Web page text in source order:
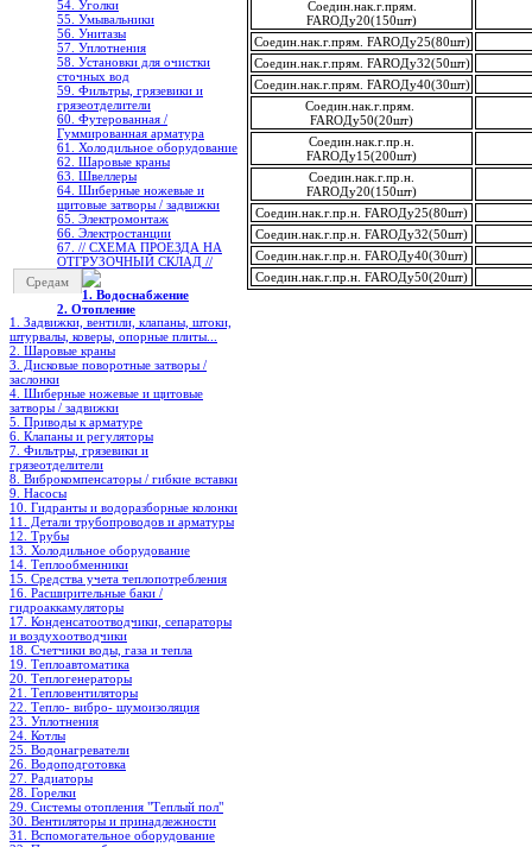
54. Уголки
55. Умывальники
56. Унитазы
57. Уплотнения
58. Установки для очистки
сточных вод
59. Фильтры, грязевики и
грязеотделители
60. Футерованная /
Гуммированная арматура
61. Холодильное oборудование
62. Шаровые краны
63. Швеллеры
64. Шиберные ножевые и
щитовые затворы / задвижки
65. Электромонтаж
66. Электростанции
67. // СХЕМА ПРОЕЗДА НА
ОТГРУЗОЧНЫЙ СКЛАД //
Средам
1. Водоснабжение
2. Отопление
1. Задвижки, вентили, клапаны, штоки,
штурвалы, коверы, опорные плиты...
2. Шаровые краны
3. Дисковые поворотные затворы /
заслонки
4. Шиберные ножевые и щитовые
затворы / задвижки
5. Приводы к арматуре
6. Клапаны и регуляторы
7. Фильтры, грязевики и
грязеотделители
8. Виброкомпенсаторы / гибкие вставки
9. Насосы
10. Гидранты и водоразборные колонки
11. Детали трубопроводов и арматуры
12. Трубы
13. Холодильное oборудование
14. Теплообменники
15. Средства учета теплопотребления
16. Расширительные баки /
гидроаккамуляторы
17. Конденсатоотводчики, сепараторы
и воздухоотводчики
18. Счетчики воды, газа и тепла
19. Теплоавтоматика
20. Теплогенераторы
21. Тепловентиляторы
22. Тепло- вибро- шумоизоляция
23. Уплотнения
24. Котлы
25. Водонагреватели
26. Водоподготовка
27. Радиаторы
28. Горелки
29. Системы отопления "Теплый пол"
30. Вентиляторы и принадлежности
31. Вспомогательное оборудование
Соедин.нак.г.прям.
FAROДу20(150шт)
Соедин.нак.г.прям. FAROДу25(80шт)
Соедин.нак.г.прям. FAROДу32(50шт)
Соедин.нак.г.прям. FAROДу40(30шт)
Соедин.нак.г.прям.
FAROДу50(20шт)
Соедин.нак.г.пр.н.
FAROДу15(200шт)
Соедин.нак.г.пр.н.
FAROДу20(150шт)
Соедин.нак.г.пр.н. FAROДу25(80шт)
Соедин.нак.г.пр.н. FAROДу32(50шт)
Соедин.нак.г.пр.н. FAROДу40(30шт)
Соедин.нак.г.пр.н. FAROДу50(20шт)